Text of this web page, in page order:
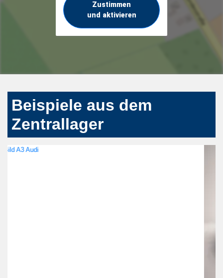
Zustimmen
und aktivieren
Beispiele aus dem
Zentrallager